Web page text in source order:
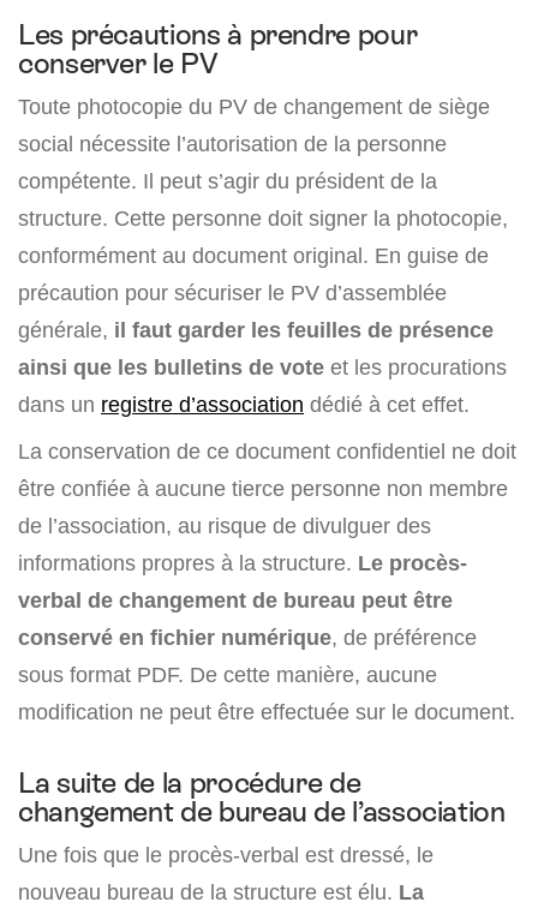
Les précautions à prendre pour
conserver le PV
Toute photocopie du PV de changement de siège
social nécessite l’autorisation de la personne
compétente. Il peut s’agir du président de la
structure. Cette personne doit signer la photocopie,
conformément au document original. En guise de
précaution pour sécuriser le PV d’assemblée
générale, il faut garder les feuilles de présence
ainsi que les bulletins de vote et les procurations
dans un registre d’association dédié à cet effet.
La conservation de ce document confidentiel ne doit
être confiée à aucune tierce personne non membre
de l’association, au risque de divulguer des
informations propres à la structure. Le procès-
verbal de changement de bureau peut être
conservé en fichier numérique, de préférence
sous format PDF. De cette manière, aucune
modification ne peut être effectuée sur le document.
La suite de la procédure de
changement de bureau de l’association
Une fois que le procès-verbal est dressé, le
nouveau bureau de la structure est élu. La